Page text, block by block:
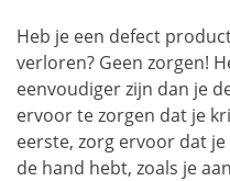
Heb je een defect
verloren? Geen zorgen!
eenvoudiger zijn dan je
ervoor te zorgen dat je
eerste, zorg ervoor dat
de hand hebt, zoals je